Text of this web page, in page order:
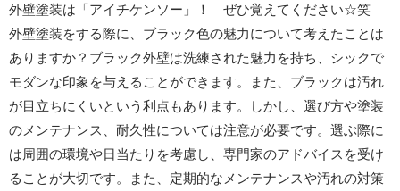
外壁塗装は「アイチケンソー」！ ぜひ覚えてください☆笑
外壁塗装をする際に、ブラック色の魅力について考えたことは
ありますか？ブラック外壁は洗練された魅力を持ち、シックで
モダンな印象を与えることができます。また、ブラックは汚れ
が目立ちにくいという利点もあります。しかし、選び方や塗装
のメンテナンス、耐久性については注意が必要です。選ぶ際に
は周囲の環境や日当たりを考慮し、専門家のアドバイスを受け
ることが大切です。また、定期的なメンテナンスや汚れの対策